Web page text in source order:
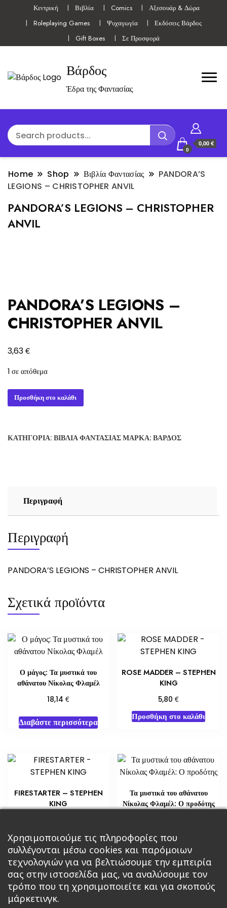
Κεντρική Βιβλία Comics
Αξεσουάρ & Δώρα
Roleplaying Games
Ψυχαγωγία
Εκδόσεις Βάρδος
Gift Boxes
Σε Προσφορά
Βάρδος
Έδρα της Φαντασίας
0
0,00 €
Home Shop Βιβλία Φαντασίας
PANDORA’S
LEGIONS – CHRISTOPHER ANVIL
PANDORA’S LEGIONS – CHRISTOPHER
ANVIL
PANDORA’S LEGIONS –
CHRISTOPHER ANVIL
3,63€
1 σε απόθεμα
PANDORA'S
LEGIONS
ANVIL
Προσθήκη στο καλάθι
ΚΑΤΗΓΟΡΊΑ: ΒΙΒΛΊΑ ΦΑΝΤΑΣΊΑΣΜΆΡΚΑ: ΒΆΡΔΟΣ
Περιγραφή
Περιγραφή
PANDORA’S LEGIONS – CHRISTOPHER ANVIL
Σχετικά προϊόντα
Ο μάγος: Τα μυστικά του
αθάνατου Νίκολας Φλαμέλ
18,14€
Διαβάστε περισσότερα
ROSE MADDER – STEPHEN
KING
5,80€
Προσθήκη στο καλάθι
FIRESTARTER – STEPHEN
KING
Προσθήκη στο καλάθι
Τα μυστικά του αθάνατου
Νίκολας Φλαμέλ: Ο προδότης
Διαβάστε περισσότερα
Χρησιμοποιούμε τις πληροφορίες που
συλλέγονται μέσω cookies και παρόμοιων
τεχνολογιών για να βελτιώσουμε την εμπειρία
σας στην ιστοσελίδα μας, να αναλύσουμε τον
τρόπο που τη χρησιμοποιείτε και για σκοπούς
μάρκετινγκ.